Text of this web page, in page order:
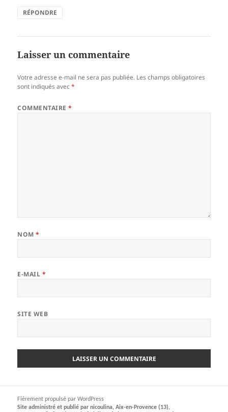
RÉPONDRE
Laisser un commentaire
Votre adresse e-mail ne sera pas publiée. Les champs obligatoires
sont indiqués avec*
COMMENTAIRE*
NOM*
E-MAIL *
SITE WEB
Fièrement propulsé par WordPress
Site administré et publié par nicoulina, Aix-en-Provence (13),